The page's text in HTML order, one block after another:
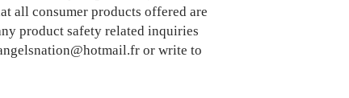
all consumer products offered are
product safety related inquiries
or write to